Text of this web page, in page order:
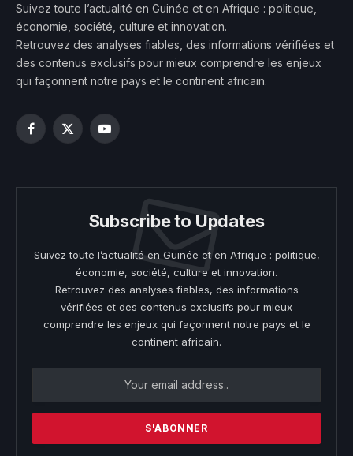
Suivez toute l’actualité en Guinée et en Afrique : politique,
économie, société, culture et innovation.
Retrouvez des analyses fiables, des informations vérifiées et
des contenus exclusifs pour mieux comprendre les enjeux
qui façonnent notre pays et le continent africain.
Facebook
X
YouTube
Subscribe to Updates
Suivez toute l’actualité en Guinée et en Afrique : politique,
économie, société, culture et innovation.
Retrouvez des analyses fiables, des informations
vérifiées et des contenus exclusifs pour mieux
comprendre les enjeux qui façonnent notre pays et le
continent africain.